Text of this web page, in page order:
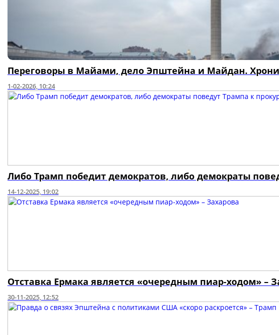
Переговоры в Майами, дело Эпштейна и Майдан.
1-02-2026, 10:24
Либо Трамп победит демократов, либо демократы
14-12-2025, 19:02
Отставка Ермака является «очередным пиар-ходом» –
30-11-2025, 12:52